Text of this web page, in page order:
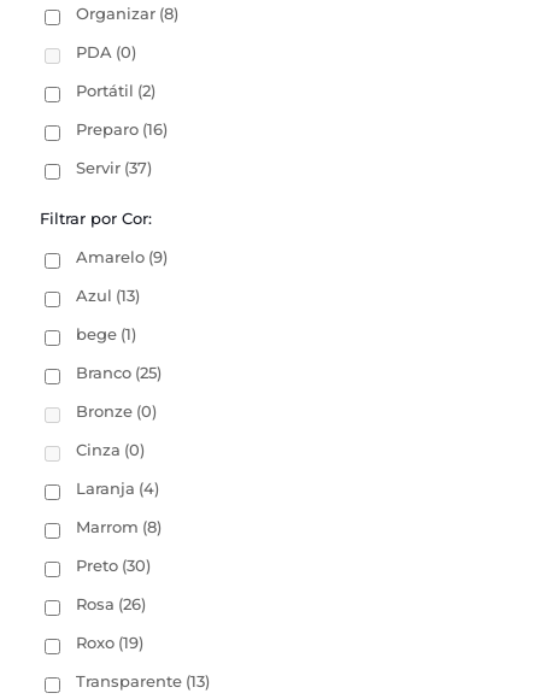
Organizar (8)
PDA (0)
Portátil (2)
Preparo (16)
Servir (37)
Filtrar por Cor:
Amarelo (9)
Azul (13)
bege (1)
Branco (25)
Bronze (0)
Cinza (0)
Laranja (4)
Marrom (8)
Preto (30)
Rosa (26)
Roxo (19)
Transparente (13)